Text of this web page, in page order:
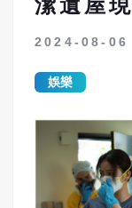
潔遺屋
2024-08-06
娛樂